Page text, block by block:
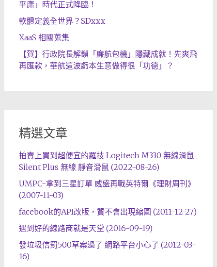
平庸」時代正式降臨！
軟體定義全世界？SDxxx
XaaS 相關蒐集
【賀】行政院長解鎖「廉航包機」隱藏成就！先爽飛
再匯款，華航這波虧本生意做得很「功德」？
精選文章
拍賣上買到超便宜的羅技 Logitech M330 無線滑鼠
Silent Plus 無線 靜音滑鼠 (2022-08-26)
UMPC-拿到三星訂單 威盛再戰英特爾《理財周刊》
(2007-11-03)
facebook的API改版，贊不會出現縮圖 (2011-12-27)
遇到好的線路商就是天堂 (2016-09-19)
發垃圾信罰500草案過了 網路平台小心了 (2012-03-
16)